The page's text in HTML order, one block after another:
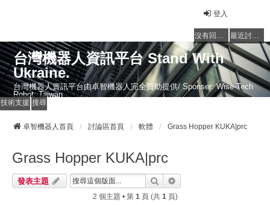
登入
沒有回覆的主題 最近討論的主題
台灣機器人資訊平台 Stand With
Ukraine.
台灣機器人資訊平台由卓智機器人完全贊助提供/ Sponser: Wise-Tech
Robot, Taiwan
技術支援 搜尋
卓智機器人首頁 討論區首頁 軟體 Grass Hopper KUKA|prc
Grass Hopper KUKA|prc
發表主題 搜尋
2 個主題 • 第 1頁 (共 1頁)